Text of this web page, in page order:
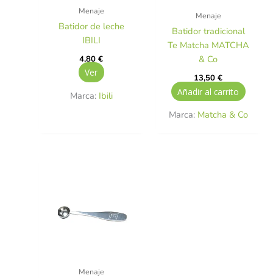
Menaje
Batidor de leche
IBILI
4,80€
Ver
Marca: Ibili
Menaje
Batidor tradicional
Te Matcha MATCHA
& Co
13,50€
Añadir al carrito
Marca: Matcha & Co
Menaje